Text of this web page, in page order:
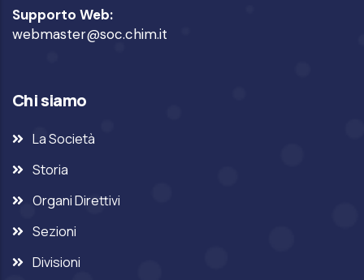
Supporto Web:
webmaster@soc.chim.it
Chi siamo
La Società
Storia
Organi Direttivi
Sezioni
Divisioni